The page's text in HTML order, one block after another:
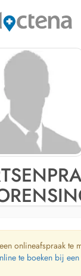
onlineafspraak te
te boeken bij